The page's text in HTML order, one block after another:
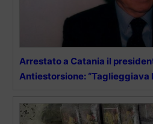
Arrestato a Catania il
Antiestorsione: “Taglieggiava